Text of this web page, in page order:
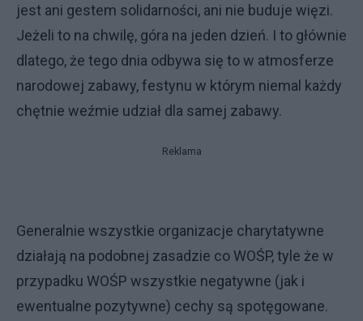
jest ani gestem solidarności, ani nie buduje więzi.
Jeżeli to na chwilę, góra na jeden dzień. I to głównie
dlatego, że tego dnia odbywa się to w atmosferze
narodowej zabawy, festynu w którym niemal każdy
chętnie weźmie udział dla samej zabawy.
Reklama
Generalnie wszystkie organizacje charytatywne
działają na podobnej zasadzie co WOŚP, tyle że w
przypadku WOŚP wszystkie negatywne (jak i
ewentualne pozytywne) cechy są spotęgowane.